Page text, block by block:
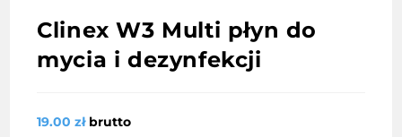
Clinex W3 Multi płyn do
mycia i dezynfekcji
19.00złbrutto